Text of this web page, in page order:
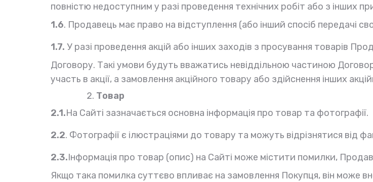
повністю недоступним у разі проведення технічних робіт або з інших
1.6. Продавець має право на відступлення (або інший спосіб передачі
1.7. У разі проведення акцій або інших заходів з просування товарів
Договору. Такі умови будуть вважатись невіддільною частиною
участь в акції, а замовлення акційного товару або здійснення інших
Товар
2.1.На Сайті зазначається основна інформація про товар та фотографії.
2.2. Фотографії є ілюстраціями до товару та можуть відрізнятися від
2.3.Інформація про товар (опис) на Сайті може містити помилки,
Якщо така помилка суттєво впливає на замовлення Покупця, він може